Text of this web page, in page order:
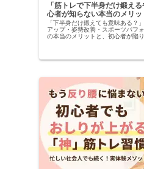
「筋トレで下半身だけ鍛え
心者が知らない本当のメリ
「下半身だけ鍛えても意味ある？
アップ・姿勢改善・スポーツパフ
の本当のメリットと、初心者が陥